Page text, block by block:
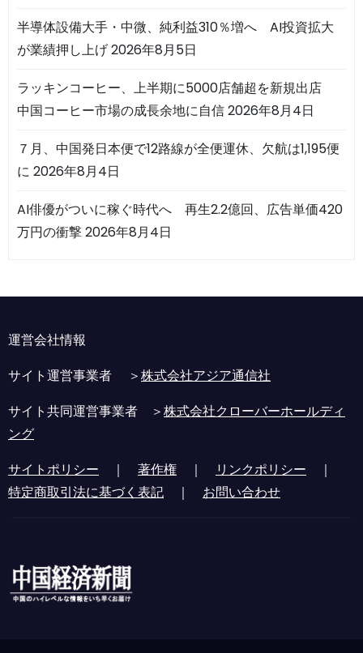
半導体設備大手・中微、純利益310％増へ AI投資拡大
が業績押し上げ2026年8月5日
ラッキンコーヒー、上半期に5000店舗超を新規出店
中国コーヒー市場の成長余地に自信2026年8月4日
７月、中国発日本便で12路線が全便運休、欠航は1,195便
に 2026年8月4日
AI俳優がついに稼ぐ時代へ 再生2.2億回、広告単価420
万円の衝撃2026年8月4日
運営会社情報
サイト運営事業者 ＞株式会社アジア通信社
サイト共同運営事業者 ＞株式会社クローバーホールディ
ング
サイトポリシー ｜ 著作権 ｜ リンクポリシー ｜
特定商取引法に基づく表記 ｜ お問い合わせ